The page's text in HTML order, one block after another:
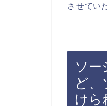
させてい
ソー
ど
けら